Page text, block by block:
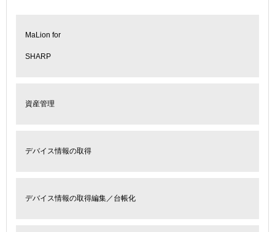
MaLion for
SHARP
資産管理
デバイス情報の取得
デバイス情報の取得編集／台帳化